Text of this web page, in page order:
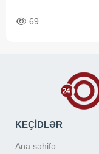
69
KEÇİDLƏR
Ana səhifə